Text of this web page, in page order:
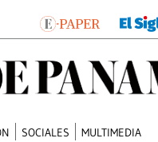
SOCIALES MULTIMEDIA